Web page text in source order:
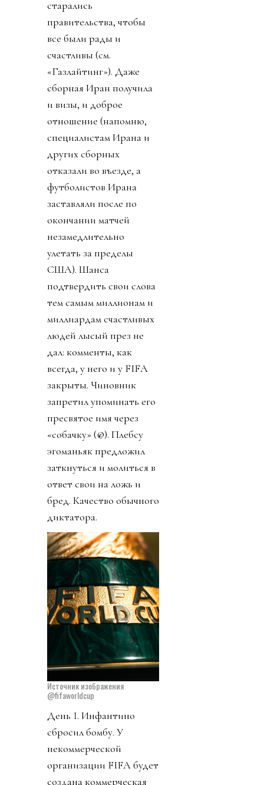
старались
правительства, чтобы
все были рады и
счастливы (см.
«Газлайтинг»). Даже
сборная Иран получила
и визы, и доброе
отношение (напомню,
специалистам Ирана и
других сборных
отказали во въезде, а
футболистов Ирана
заставляли после по
окончании матчей
незамедлительно
улетать за пределы
США). Шанса
подтвердить свои слова
тем самым миллионам и
миллиардам счастливых
людей лысый през не
дал: комменты, как
всегда, у него и у FIFA
закрыты. Чиновник
запретил упоминать его
пресвятое имя через
«собачку» (@). Плебсу
эгоманьяк предложил
заткнуться и молиться в
ответ свои на ложь и
бред. Качество обычного
диктатора.
Источник изображения
@fifaworldcup
День 1. Инфантино
сбросил бомбу. У
некоммерческой
организации FIFA будет
создана коммерческая